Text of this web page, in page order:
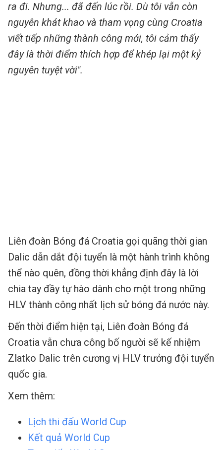
ra đi. Nhưng... đã đến lúc rồi. Dù tôi vẫn còn
nguyên khát khao và tham vọng cùng Croatia
viết tiếp những thành công mới, tôi cảm thấy
đây là thời điểm thích hợp để khép lại một kỷ
nguyên tuyệt vời".
Liên đoàn Bóng đá Croatia gọi quãng thời gian
Dalic dẫn dắt đội tuyển là một hành trình không
thể nào quên, đồng thời khẳng định đây là lời
chia tay đầy tự hào dành cho một trong những
HLV thành công nhất lịch sử bóng đá nước này.
Đến thời điểm hiện tại, Liên đoàn Bóng đá
Croatia vẫn chưa công bố người sẽ kế nhiệm
Zlatko Dalic trên cương vị HLV trưởng đội tuyển
quốc gia.
Xem thêm:
Lịch thi đấu World Cup
Kết quả World Cup